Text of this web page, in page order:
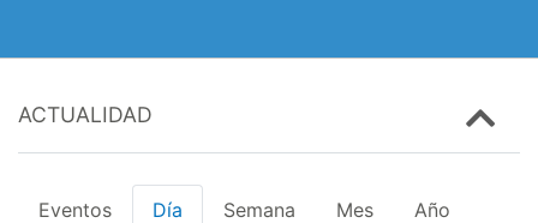
ACTUALIDAD
Eventos Día Semana Mes Año